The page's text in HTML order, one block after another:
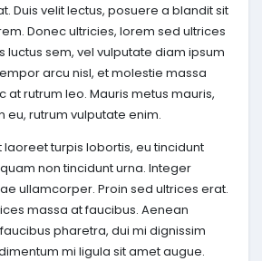
Duis velit lectus, posuere a blandit sit
Donec ultricies, lorem sed ultrices
luctus sem, vel vulputate diam ipsum
arcu nisl, et molestie massa
at rutrum leo. Mauris metus mauris,
eu, rutrum vulputate enim.
turpis lobortis, eu tincidunt
non tincidunt urna. Integer
ullamcorper. Proin sed ultrices erat.
massa at faucibus. Aenean
pharetra, dui mi dignissim
mi ligula sit amet augue.